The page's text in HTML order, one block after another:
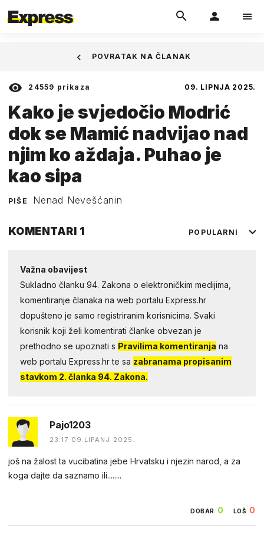
24559 prikaza 09. LIPNJA 2025.
Kako je svjedočio Modrić
dok se Mamić nadvijao nad
njim ko aždaja. Puhao je
kao sipa
PIŠE Nenad Nevešćanin
POVRATAK NA ČLANAK
KOMENTARI 1 POPULARNI
Važna obavijest
Sukladno članku 94. Zakona o elektroničkim medijima,
komentiranje članaka na web portalu Express.hr
dopušteno je samo registriranim korisnicima. Svaki
korisnik koji želi komentirati članke obvezan je
prethodno se upoznati s Pravilima komentiranja na
web portalu Express.hr te sa zabranama propisanim
stavkom 2. članka 94. Zakona.
Pajo1203
23:17 09.LIPANJ 2025.
još na žalost ta vucibatina jebe Hrvatsku i njezin narod, a za
koga dajte da saznamo ili........
DOBAR 0 LOŠ 0